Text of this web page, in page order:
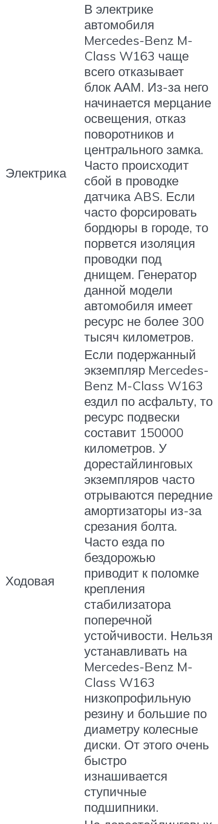
Электрика
В электрике
автомобиля
Mercedes-Benz M-
Class W163 чаще
всего отказывает
блок ААМ. Из-за него
начинается мерцание
освещения, отказ
поворотников и
центрального замка.
Часто происходит
сбой в проводке
датчика ABS. Если
часто форсировать
бордюры в городе, то
порвется изоляция
проводки под
днищем. Генератор
данной модели
автомобиля имеет
ресурс не более 300
тысяч километров.
Ходовая
Если подержанный
экземпляр Mercedes-
Benz M-Class W163
ездил по асфальту, то
ресурс подвески
составит 150000
километров. У
дорестайлинговых
экземпляров часто
отрываются передние
амортизаторы из-за
срезания болта.
Часто езда по
бездорожью
приводит к поломке
крепления
стабилизатора
поперечной
устойчивости. Нельзя
устанавливать на
Mercedes-Benz M-
Class W163
низкопрофильную
резину и большие по
диаметру колесные
диски. От этого очень
быстро
изнашивается
ступичные
подшипники.